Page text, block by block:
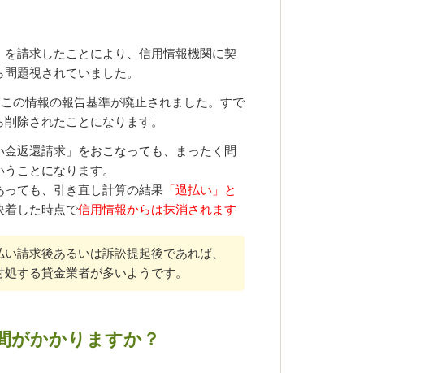
請求したことにより、信用情報機関に契
題視されていました。
の情報の報告基準が廃止されました。すで
除されたことになります。
金返還請求」をおこなっても、まったく問
うことになります。
っても、引き直し計算の結果 「過払い」と
着した時点で信用情報からは抹消されます
請求後あるいは訴訟提起後であれば、
する貸金業者が多いようです。
がかかりますか？